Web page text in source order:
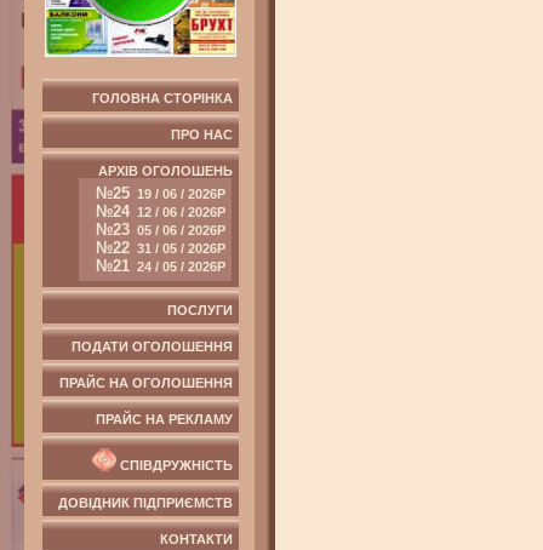
ГОЛОВНА СТОРІНКА
ПРО НАС
АРХІВ ОГОЛОШЕНЬ
№25 19 / 06 / 2026Р
№24 12 / 06 / 2026Р
№23 05 / 06 / 2026Р
№22 31 / 05 / 2026Р
№21 24 / 05 / 2026Р
ПОСЛУГИ
ПОДАТИ ОГОЛОШЕННЯ
ПРАЙС НА ОГОЛОШЕННЯ
ПРАЙС НА РЕКЛАМУ
СПІВДРУЖНІСТЬ
ДОВІДНИК ПІДПРИЄМСТВ
КОНТАКТИ